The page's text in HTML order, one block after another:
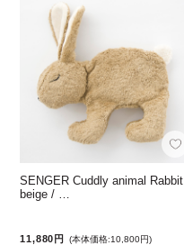
SENGER Cuddly animal Rabbit
beige / …
11,880円 (本体価格:10,800円)